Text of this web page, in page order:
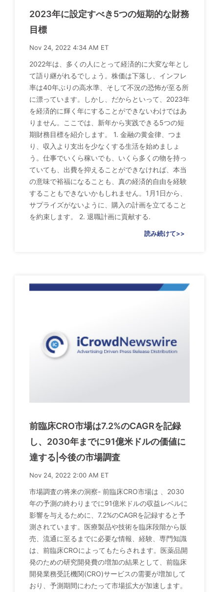
2023年に設定すべき5つの短期的な財務
目標
Nov 24, 2022 4:34 AM ET
2022年は、多くの人にとって経済的に大変な年とし
て語り継がれるでしょう。株価は下落し、インフレ
率は40年ぶりの高水準、そして不況の恐怖が至る所
に漂っています。しかし、だからといって、2023年
を経済的に輝く年にすることができないわけではあ
りません。ここでは、新年から実践できる5つの短
期財務目標を紹介します。 1. 金融の黄金律、つま
り、収入より支出を少なくする生活を始めましょ
う。仕事でいくら稼いでも、いくら多くの物を持っ
ていても、出費を抑えることができなければ、本当
の意味で裕福になることも、真の経済的自由を経験
することもできないかもしれません。1月1日から、
サプライズがないように、購入の計画を立てること
を約束します。 2. 退職計画に貢献する.
読み続けて>>
前臨床CRO市場は7.2%のCAGRを記録
し、2030年までに91億米ドルの価値に
達する|今後の市場調査
Nov 24, 2022 2:00 AM ET
市場調査の将来の洞察- 前臨床CRO市場は 、2030
年の予測の終わりまでに91億米ドルの収益レベルに
影響を与えるために、7.2%のCAGRを記録すると予
測されています。医療製品や技術を臨床段階から販
売、流通に至るまでに必要な情報、経験、専門知識
は、前臨床CROによってもたらされます。医薬品開
発のための研究開発費の増加の結果として、前臨床
開発業務受託機関(CRO)サービスの需要が増加して
おり、予測期間にわたって市場拡大が加速します。